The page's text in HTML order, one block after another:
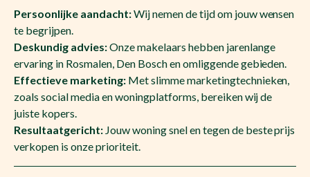
Persoonlijke aandacht:Wij nemen de tijd om jouw wensen
te begrijpen.
Deskundig advies:Onze makelaars hebben jarenlange
ervaring in Rosmalen, Den Bosch en omliggende gebieden.
Effectieve marketing:Met slimme marketingtechnieken,
zoals social media en woningplatforms, bereiken wij de
juiste kopers.
Resultaatgericht:Jouw woning snel en tegen de beste prijs
verkopen is onze prioriteit.